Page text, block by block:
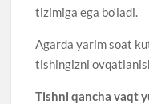
tizimiga ega bo‘ladi.
Agarda yarim soat
tishingizni
Tishni qancha vaqt